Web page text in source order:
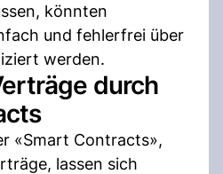
könnten
und fehlerfrei über
werden.
durch
«Smart Contracts»,
lassen sich